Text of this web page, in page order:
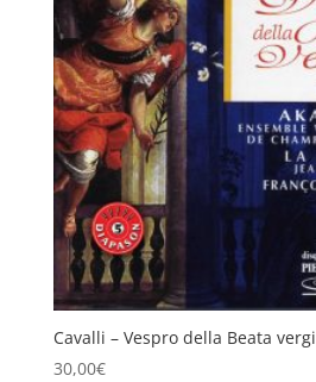
Cavalli – Vespro della Beata
30,00€